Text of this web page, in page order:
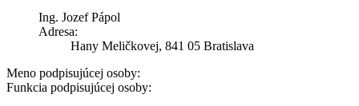
Ing. Jozef Pápol
Adresa:
Hany Meličkovej, 841 05 Bratislava
Meno podpisujúcej osoby:
Funkcia podpisujúcej osoby: